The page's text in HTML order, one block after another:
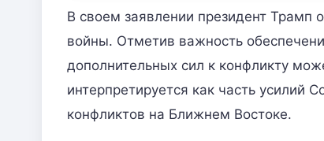
В своем заявлении президент Трамп
войны. Отметив важность
дополнительных сил к конфликту
интерпретируется как часть
конфликтов на Ближнем Востоке.